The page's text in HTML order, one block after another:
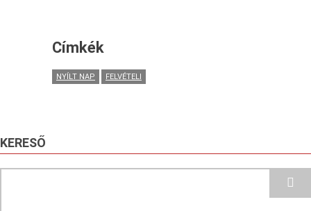
Címkék
NYÍLT NAP FELVÉTELI
KERESŐ